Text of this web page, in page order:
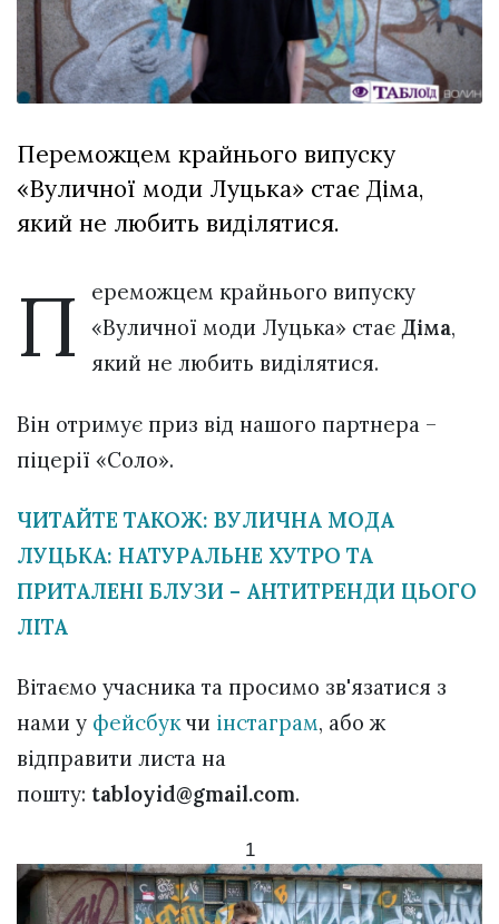
залишив у
Луцьку
три...
27 Липня 2026
677 переглядів
Всі розділи
Персона
Лайф
Афіша
Контакти
Політика конфіденційності
Переможцем крайнього випуску
«Вуличної моди Луцька» стає Діма,
який не любить виділятися.
П
ереможцем крайнього випуску
«Вуличної моди Луцька» стаєДіма,
який не любить виділятися.
Він отримує приз від нашого партнера –
піцерії «Соло».
ЧИТАЙТЕ ТАКОЖ: ВУЛИЧНА МОДА
ЛУЦЬКА: НАТУРАЛЬНЕ ХУТРО ТА
ПРИТАЛЕНІ БЛУЗИ – АНТИТРЕНДИ ЦЬОГО
ЛІТА
Вітаємо учасника та просимо зв'язатися з
нами у фейсбукчи інстаграм, або ж
відправити листа на
пошту: tabloyid@gmail.com.
1